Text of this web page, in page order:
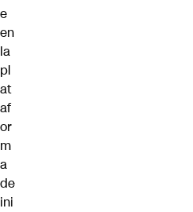
e
en
la
pl
at
af
or
m
a
de
ini